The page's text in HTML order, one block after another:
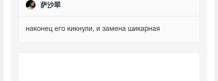
萨沙翠
наконец его кикнули, и замена шикарная